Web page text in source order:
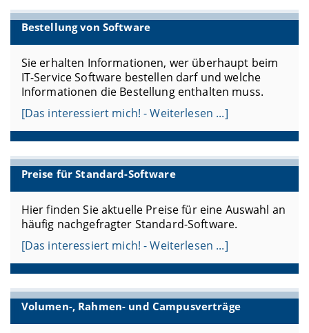
Bestellung von Software
Sie erhalten Informationen, wer überhaupt beim
IT-Service Software bestellen darf und welche
Informationen die Bestellung enthalten muss.
[Das interessiert mich! - Weiterlesen ...]
Preise für Standard-Software
Hier finden Sie aktuelle Preise für eine Auswahl an
häufig nachgefragter Standard-Software.
[Das interessiert mich! - Weiterlesen ...]
Volumen-, Rahmen- und Campusverträge